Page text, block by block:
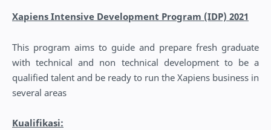
Xapiens Intensive Development Program (IDP) 2021
This program aims to guide and prepare fresh graduate
with technical and non technical development to be a
qualified talent and be ready to run the Xapiens business in
several areas
Kualifikasi: